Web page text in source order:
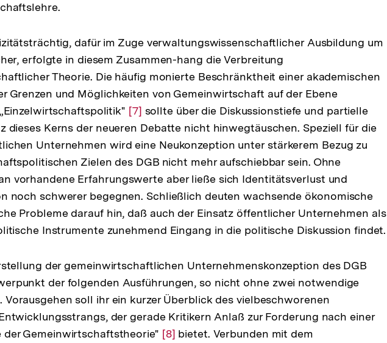
dafür im Zuge verwaltungswissenschaftlicher Ausbildung um
erfolgte in diesem Zusammen-hang die Verbreitung
Theorie. Die häufig monierte Beschränktheit einer akademischen
Grenzen und Möglichkeiten von Gemeinwirtschaft auf der Ebene
Zur
Auflösung
der
Fußnote
[7] sollte über die Diskussionstiefe und partielle
dieses Kerns der neueren Debatte nicht hinwegtäuschen. Speziell für die
Unternehmen wird eine Neukonzeption unter stärkerem Bezug zu
Zielen des DGB nicht mehr aufschiebbar sein. Ohne
vorhandene Erfahrungswerte aber ließe sich Identitätsverlust und
noch schwerer begegnen. Schließlich deuten wachsende ökonomische
Probleme darauf hin, daß auch der Einsatz öffentlicher Unternehmen als
Instrumente zunehmend Eingang in die politische Diskussion findet.
der gemeinwirtschaftlichen Unternehmenskonzeption des DGB
der folgenden Ausführungen, so nicht ohne zwei notwendige
Vorausgehen soll ihr ein kurzer Überblick des vielbeschworenen
der gerade Kritikern Anlaß zur Forderung nach einer
der Gemeinwirtschaftstheorie" Zur
[8] bietet. Verbunden mit dem